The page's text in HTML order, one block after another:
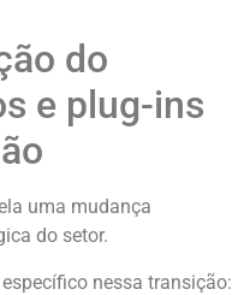
do
e plug-ins
uma mudança
do setor.
nessa transição: